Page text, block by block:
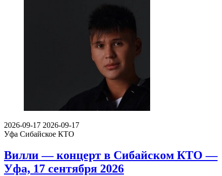
2026-09-17 2026-09-17
Уфа Сибайское КТО
Вилли — концерт в Сибайском КТО —
Уфа, 17 сентября 2026